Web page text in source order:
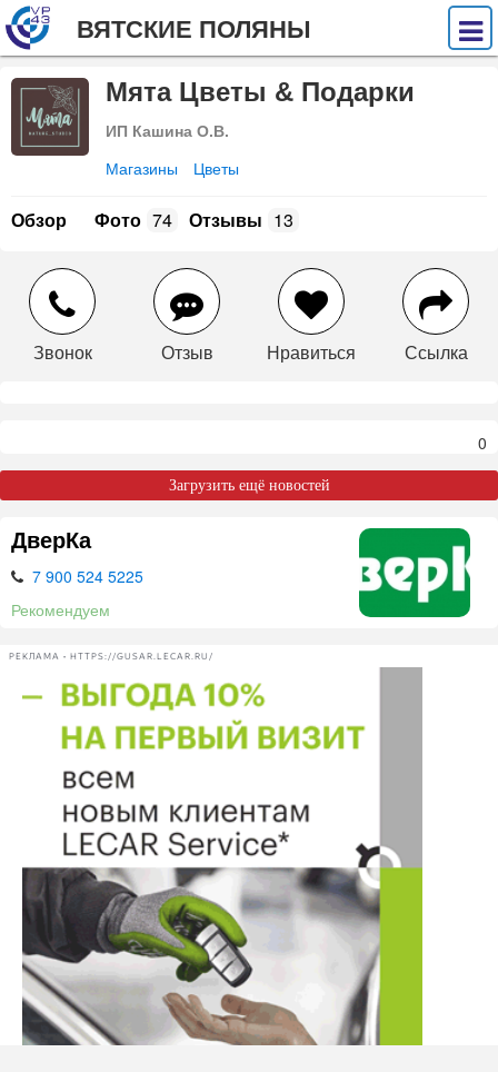
ВЯТСКИЕ ПОЛЯНЫ
Мята Цветы & Подарки
ИП Кашина О.В.
Магазины Цветы
Обзор Фото 74 Отзывы 13
Звонок Отзыв Нравиться Ссылка
0
Загрузить ещё новостей
ДверКа
7 900 524 5225
Рекомендуем
РЕКЛАМА • HTTPS://GUSAR.LECAR.RU/